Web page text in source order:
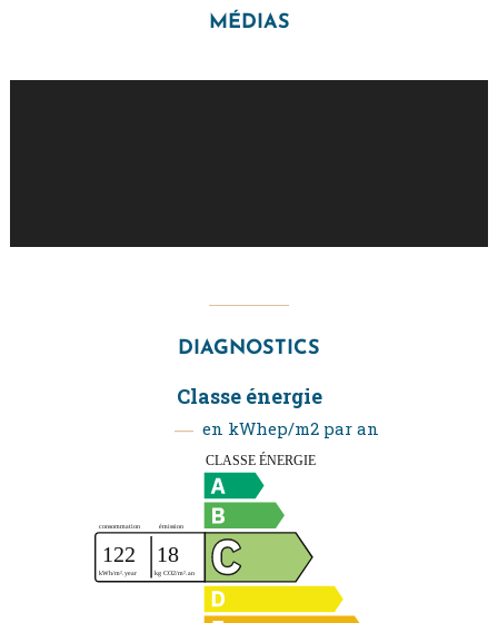
MÉDIAS
DIAGNOSTICS
Classe énergie
en kWhep/m2 par an